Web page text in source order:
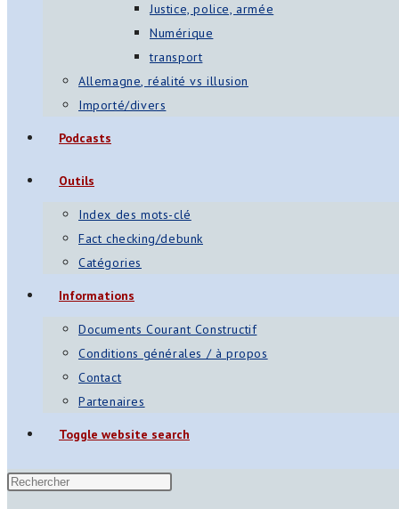
Justice, police, armée
Numérique
transport
Allemagne, réalité vs illusion
Importé/divers
Podcasts
Outils
Index des mots-clé
Fact checking/debunk
Catégories
Informations
Documents Courant Constructif
Conditions générales / à propos
Contact
Partenaires
Toggle website search